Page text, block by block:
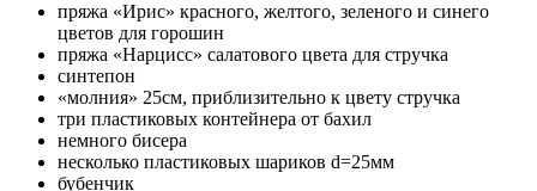
пряжа «Ирис» красного, желтого, зеленого и синего
цветов для горошин
пряжа «Нарцисс» салатового цвета для стручка
синтепон
«молния» 25см, приблизительно к цвету стручка
три пластиковых контейнера от бахил
немного бисера
несколько пластиковых шариков d=25мм
бубенчик